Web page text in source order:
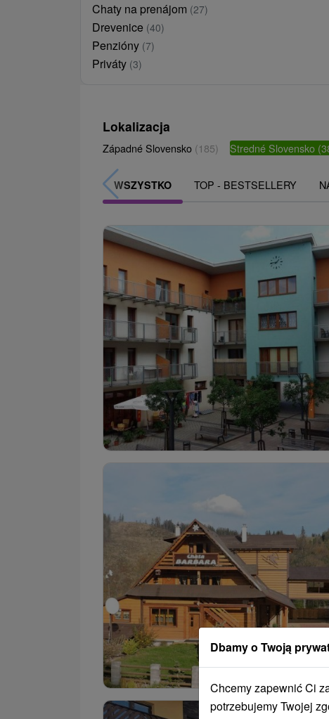
Chaty na prenájom (27)
Drevenice (40)
Penzióny (7)
Priváty (3)
Lokalizacja
Západné Slovensko (185) Stredné Slovensko
WSZYSTKO TOP - BESTSELLERY
Dbamy o Twoją
Chcemy zapewnić Ci
potrzebujemy Twojej